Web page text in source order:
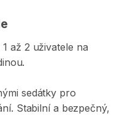
1 až 2 uživatele na
sedátky pro
Stabilní a bezpečný​​,​